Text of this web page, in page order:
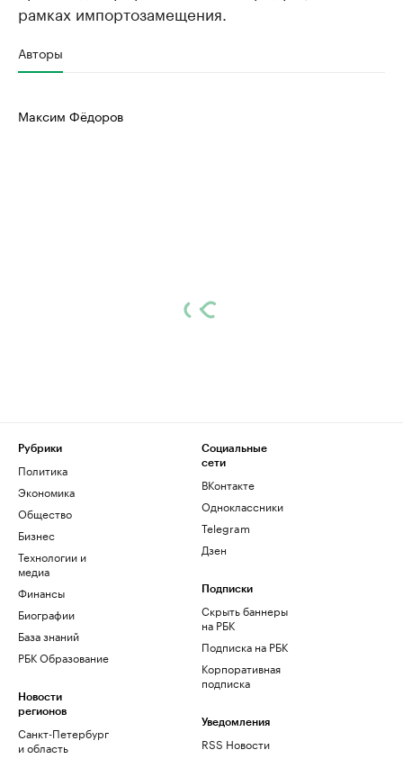
рамках импортозамещения.
Авторы
Максим Фёдоров
Рубрики
Политика
Экономика
Общество
Бизнес
Технологии и
медиа
Финансы
Биографии
База знаний
РБК Образование
Новости
регионов
Санкт-Петербург
и область
Социальные
сети
ВКонтакте
Одноклассники
Telegram
Дзен
Подписки
Скрыть баннеры
на РБК
Подписка на РБК
Корпоративная
подписка
Уведомления
RSS Новости